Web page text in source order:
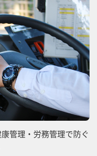
管理・労務管理で防ぐ